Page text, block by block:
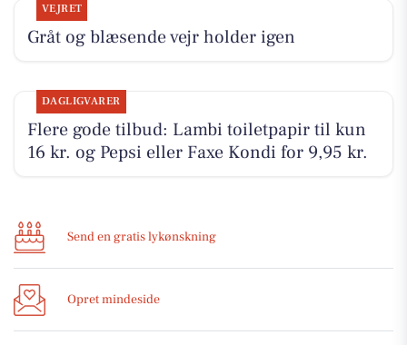
VEJRET
Gråt og blæsende vejr holder igen
DAGLIGVARER
Flere gode tilbud: Lambi toiletpapir til kun
16 kr. og Pepsi eller Faxe Kondi for 9,95 kr.
Send en gratis lykønskning
Opret mindeside